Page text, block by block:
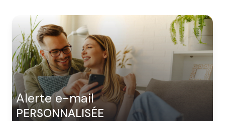
ESTIMATION
ALERTE
E-MAIL
NOTRE
AGENCE
CONTACT
alerte e-mail
PERSONNALISÉE